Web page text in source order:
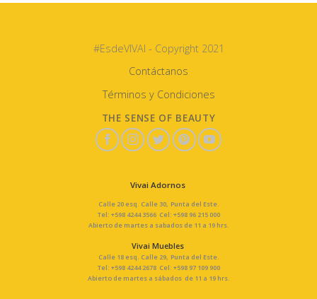
#EsdeVIVAI - Copyright 2021
Contáctanos
Términos y Condiciones
THE SENSE OF BEAUTY
Vivai Adornos
Calle 20 esq. Calle 30, Punta del Este.
Tel: +598 4244 3566 Cel: +598 96 215 000
Abierto de martes a sabados de 11 a 19 hrs.
Vivai Muebles
Calle 18 esq. Calle 29, Punta del Este.
Tel: +598 4244 2678 Cel: +598 97 109 900
Abierto de martes a sábados de 11 a 19 hrs.